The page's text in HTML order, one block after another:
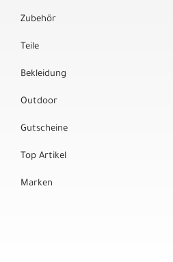
Zubehör
Teile
Bekleidung
Outdoor
Gutscheine
Top Artikel
Marken